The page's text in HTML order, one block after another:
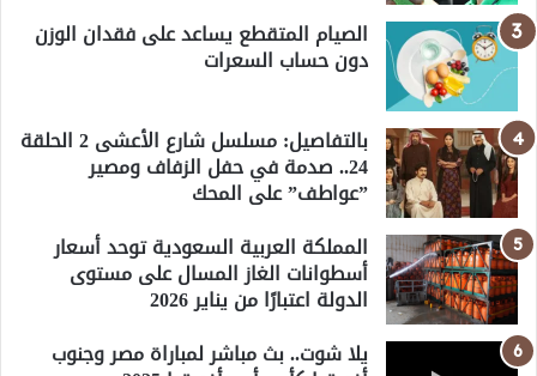
الصيام المتقطع يساعد على فقدان الوزن
دون حساب السعرات
بالتفاصيل: مسلسل شارع الأعشى 2 الحلقة
24.. صدمة في حفل الزفاف ومصير
”عواطف” على المحك
المملكة العربية السعودية توحد أسعار
أسطوانات الغاز المسال على مستوى
الدولة اعتبارًا من يناير 2026
يلا شوت.. بث مباشر لمباراة مصر وجنوب